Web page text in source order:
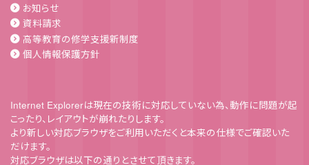
お知らせ
資料請求
高等教育の修学支援新制度
個人情報保護方針
Internet Explorerは現在の技術に対応していない為、動作に問題が起
こったり、レイアウトが崩れたりします。
より新しい対応ブラウザをご利用いただくと本来の仕様でご確認いた
だけます。
対応ブラウザは以下の通りとさせて頂きます。